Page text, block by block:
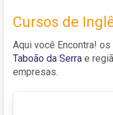
Cursos de
Aqui você Encontra!
Taboão da Serra e
empresas.